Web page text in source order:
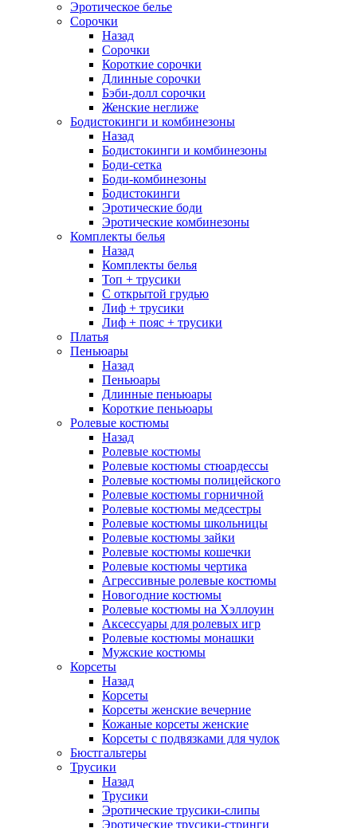
Эротическое белье
Сорочки
Назад
Сорочки
Короткие сорочки
Длинные сорочки
Бэби-долл сорочки
Женские неглиже
Бодистокинги и комбинезоны
Назад
Бодистокинги и комбинезоны
Боди-сетка
Боди-комбинезоны
Бодистокинги
Эротические боди
Эротические комбинезоны
Комплекты белья
Назад
Комплекты белья
Топ + трусики
С открытой грудью
Лиф + трусики
Лиф + пояс + трусики
Платья
Пеньюары
Назад
Пеньюары
Длинные пеньюары
Короткие пеньюары
Ролевые костюмы
Назад
Ролевые костюмы
Ролевые костюмы стюардессы
Ролевые костюмы полицейского
Ролевые костюмы горничной
Ролевые костюмы медсестры
Ролевые костюмы школьницы
Ролевые костюмы зайки
Ролевые костюмы кошечки
Ролевые костюмы чертика
Агрессивные ролевые костюмы
Новогодние костюмы
Ролевые костюмы на Хэллоуин
Аксессуары для ролевых игр
Ролевые костюмы монашки
Мужские костюмы
Корсеты
Назад
Корсеты
Корсеты женские вечерние
Кожаные корсеты женские
Корсеты с подвязками для чулок
Бюстгальтеры
Трусики
Назад
Трусики
Эротические трусики-слипы
Эротические трусики-стринги